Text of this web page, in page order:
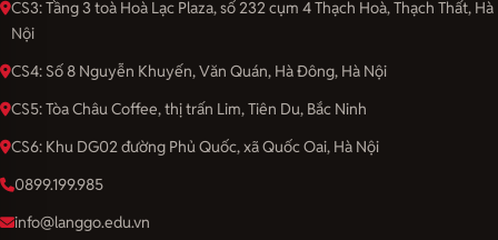
CS3: Tầng 3 toà Hoà Lạc Plaza, số 232 cụm 4 Thạch Hoà, Thạch Thất, Hà
Nội
CS4: Số 8 Nguyễn Khuyến, Văn Quán, Hà Đông, Hà Nội
CS5: Tòa Châu Coffee, thị trấn Lim, Tiên Du, Bắc Ninh
CS6: Khu DG02 đường Phủ Quốc, xã Quốc Oai, Hà Nội
0899.199.985
info@langgo.edu.vn